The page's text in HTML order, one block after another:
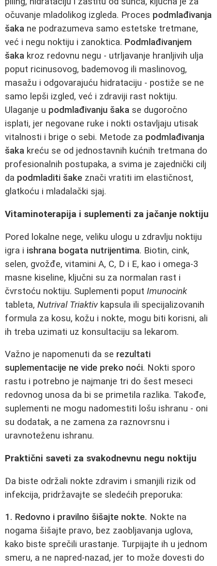
očuvanje mladolikog izgleda. Proces podmlađivanja
šaka ne podrazumeva samo estetske tretmane,
već i negu noktiju i zanoktica. Podmlađivanjem
šaka kroz redovnu negu - utrljavanje hranljivih ulja
poput ricinusovog, bademovog ili maslinovog,
masažu i odgovarajuću hidrataciju - postiže se ne
samo lepši izgled, već i zdraviji rast noktiju.
Ulaganje u podmlađivanju šaka se dugoročno
isplati, jer negovane ruke i nokti ostavljaju utisak
vitalnosti i brige o sebi. Metode za podmlađivanja
šaka kreću se od jednostavnih kućnih tretmana do
profesionalnih postupaka, a svima je zajednički cilj
da podmladiti šake znači vratiti im elastičnost,
glatkoću i mladalački sjaj.
Vitaminoterapija i suplementi za jačanje noktiju
Pored lokalne nege, veliku ulogu u zdravlju noktiju
igra i ishrana bogata nutrijentima. Biotin, cink,
selen, gvožđe, vitamini A, C, D i E, kao i omega-3
masne kiseline, ključni su za normalan rast i
čvrstoću noktiju. Suplementi poput Imunocink
tableta, Nutrival Triaktiv kapsula ili specijalizovanih
formula za kosu, kožu i nokte, mogu biti korisni, ali
ih treba uzimati uz konsultaciju sa lekarom.
Važno je napomenuti da se rezultati
suplementacije ne vide preko noći. Nokti sporo
rastu i potrebno je najmanje tri do šest meseci
redovnog unosa da bi se primetila razlika. Takođe,
suplementi ne mogu nadomestiti lošu ishranu - oni
su dodatak, a ne zamena za raznovrsnu i
uravnoteženu ishranu.
Praktični saveti za svakodnevnu negu noktiju
Da biste održali nokte zdravim i smanjili rizik od
infekcija, pridržavajte se sledećih preporuka:
1. Redovno i pravilno šišajte nokte. Nokte na
nogama šišajte pravo, bez zaobljavanja uglova,
kako biste sprečili urastanje. Turpijajte ih u jednom
smeru, a ne napred-nazad, jer to može dovesti do